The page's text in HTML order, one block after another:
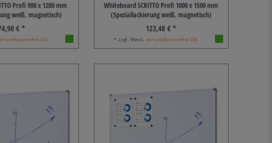
Profi 900 x 1200 mm
weiß, magnetisch)
€ *
(D)
Whiteboard SCRITTO Profi 1000 x 1500 mm
(Speziallackierung weiß, magnetisch)
123,48 € *
* zzgl. Mwst.versandkostenfrei (D)